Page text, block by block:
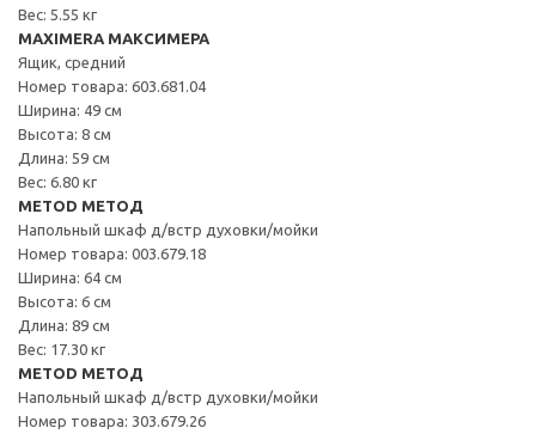
Вес: 5.55 кг
MAXIMERA МАКСИМЕРА
Ящик, средний
Номер товара: 603.681.04
Ширина: 49 см
Высота: 8 см
Длина: 59 см
Вес: 6.80 кг
METOD МЕТОД
Напольный шкаф д/встр духовки/мойки
Номер товара: 003.679.18
Ширина: 64 см
Высота: 6 см
Длина: 89 см
Вес: 17.30 кг
METOD МЕТОД
Напольный шкаф д/встр духовки/мойки
Номер товара: 303.679.26